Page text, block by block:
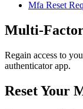
Mfa Reset
Multi-
Regain access to
authenticator app.
Reset Your